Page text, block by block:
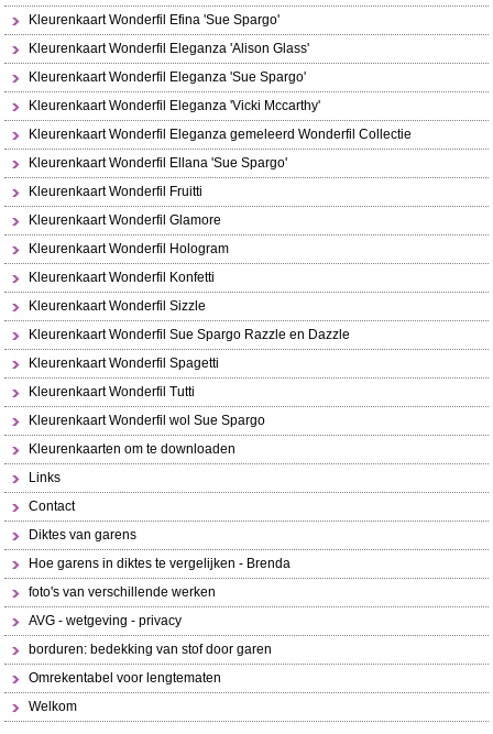
Kleurenkaart Wonderfil Efina 'Sue Spargo'
Kleurenkaart Wonderfil Eleganza 'Alison Glass'
Kleurenkaart Wonderfil Eleganza 'Sue Spargo'
Kleurenkaart Wonderfil Eleganza 'Vicki Mccarthy'
Kleurenkaart Wonderfil Eleganza gemeleerd Wonderfil Collectie
Kleurenkaart Wonderfil Ellana 'Sue Spargo'
Kleurenkaart Wonderfil Fruitti
Kleurenkaart Wonderfil Glamore
Kleurenkaart Wonderfil Hologram
Kleurenkaart Wonderfil Konfetti
Kleurenkaart Wonderfil Sizzle
Kleurenkaart Wonderfil Sue Spargo Razzle en Dazzle
Kleurenkaart Wonderfil Spagetti
Kleurenkaart Wonderfil Tutti
Kleurenkaart Wonderfil wol Sue Spargo
Kleurenkaarten om te downloaden
Links
Contact
Diktes van garens
Hoe garens in diktes te vergelijken - Brenda
foto's van verschillende werken
AVG - wetgeving - privacy
borduren: bedekking van stof door garen
Omrekentabel voor lengtematen
Welkom